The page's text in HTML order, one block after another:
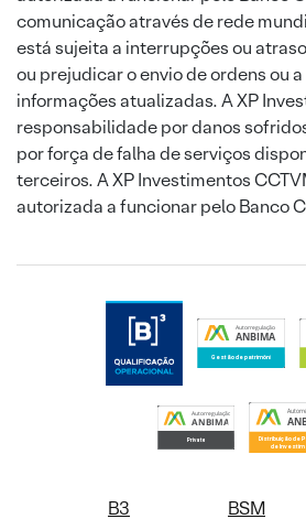
comunicação através de rede
está sujeita a interrupções ou
ou prejudicar o envio de ordens ou
informações atualizadas. A XP
responsabilidade por danos
por força de falha de serviços
terceiros. A XP Investimentos
autorizada a funcionar pelo Banco
B3 BSM